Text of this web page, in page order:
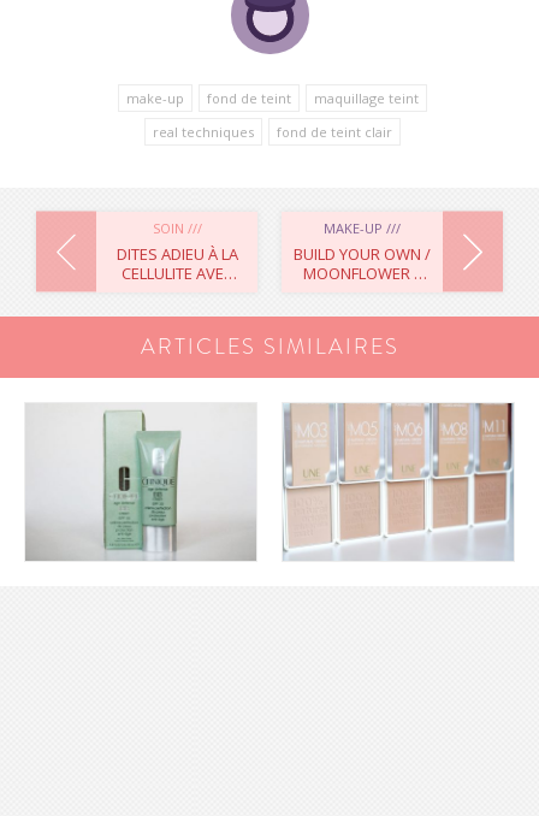
make-up fond de teint
maquillage teint
real techniques
fond de teint clair
NAVIGATION
DE
L’ARTICLE
MAKE-UP ///
BUILD YOUR OWN /
MOONFLOWER –
URBAN DECAY
SOIN ///
DITES ADIEU À LA
CELLULITE AVEC
CELLUBLUE !
ARTICLES SIMILAIRES